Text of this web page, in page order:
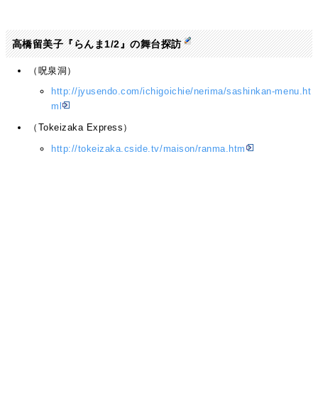
高橋留美子『らんま1/2』の舞台探訪
（呪泉洞）
http://jyusendo.com/ichigoichie/nerima/sashinkan-menu.ht
ml
（Tokeizaka Express）
http://tokeizaka.cside.tv/maison/ranma.htm